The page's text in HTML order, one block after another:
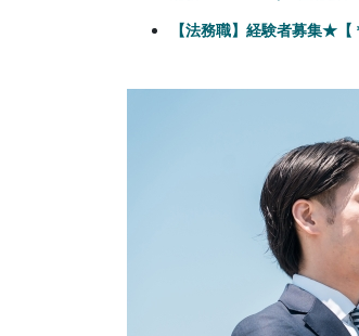
【法務職】経験者募集★